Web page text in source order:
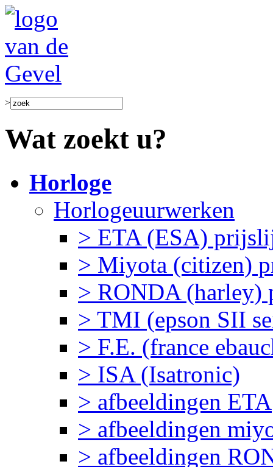
>
Wat zoekt u?
Horloge
Horlogeuurwerken
> ETA (ESA)
> Miyota (citizen)
> RONDA (harley)
> TMI (epson SII
> F.E. (france
> ISA (Isatronic)
> afbeeldingen ETA
> afbeeldingen
> afbeeldingen